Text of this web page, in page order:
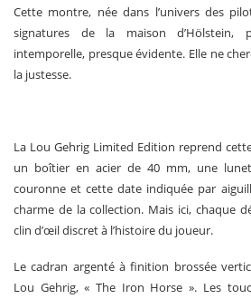
Cette montre, née dans l’univers des
signatures de la maison d’Hölstein,
intemporelle, presque évidente. Elle ne
la justesse.
La Lou Gehrig Limited Edition reprend
un boîtier en acier de 40 mm, une
couronne et cette date indiquée par
charme de la collection. Mais ici, chaque
clin d’œil discret à l’histoire du joueur.
Le cadran argenté à finition brossée
Lou Gehrig, « The Iron Horse ». Les